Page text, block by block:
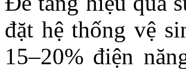
đặt hệ thống vệ
15–20% điện